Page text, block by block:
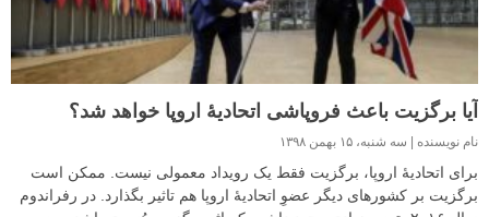
آیا برگزیت باعث فروپاشی اتحادیۀ اروپا خواهد شد؟
نام نویسنده سه شنبه، ۱۵ بهمن ۱۳۹۸
برای اتحادیۀ اروپا، برگزیت فقط یک رویداد معمولی نیست. ممکن است
برگزیت بر کشورهای دیگر عضوِ اتحادیۀ اروپا هم تاثیر بگذارد. در رفراندوم